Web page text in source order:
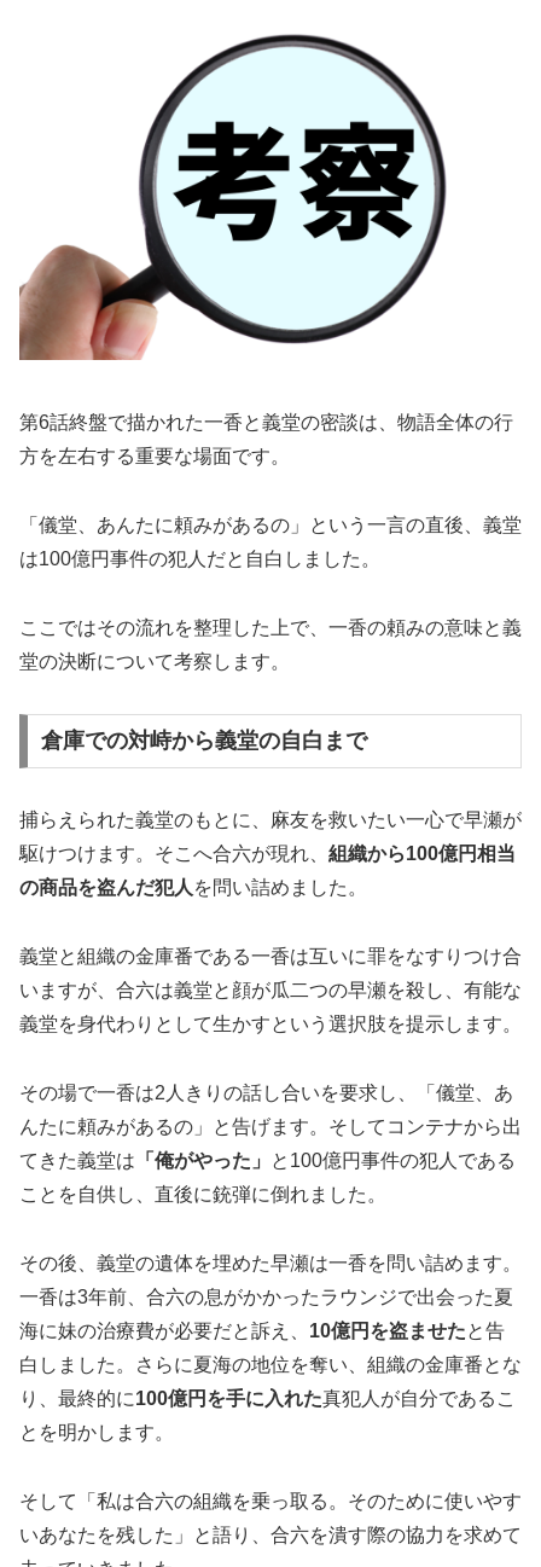
第6話終盤で描かれた一香と義堂の密談は、物語全体の行
方を左右する重要な場面です。
「儀堂、あんたに頼みがあるの」という一言の直後、義堂
は100億円事件の犯人だと自白しました。
ここではその流れを整理した上で、一香の頼みの意味と義
堂の決断について考察します。
倉庫での対峙から義堂の自白まで
捕らえられた義堂のもとに、麻友を救いたい一心で早瀬が
駆けつけます。そこへ合六が現れ、 組織から100億円相当
の商品を盗んだ犯人を問い詰めました。
義堂と組織の金庫番である一香は互いに罪をなすりつけ合
いますが、合六は義堂と顔が瓜二つの早瀬を殺し、有能な
義堂を身代わりとして生かすという選択肢を提示します。
その場で一香は2人きりの話し合いを要求し、「儀堂、あ
んたに頼みがあるの」と告げます。そしてコンテナから出
てきた義堂は 「俺がやった」
と100億円事件の犯人である
ことを自供し、直後に銃弾に倒れました。
その後、義堂の遺体を埋めた早瀬は一香を問い詰めます。
一香は3年前、合六の息がかかったラウンジで出会った夏
海に妹の治療費が必要だと訴え、 10億円を盗ませたと告
白しました。さらに夏海の地位を奪い、組織の金庫番とな
り、最終的に100億円を手に入れた真犯人が自分であるこ
とを明かします。
そして「私は合六の組織を乗っ取る。そのために使いやす
いあなたを残した」と語り、合六を潰す際の協力を求めて